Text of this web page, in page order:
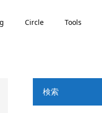
Circle Tools
検索